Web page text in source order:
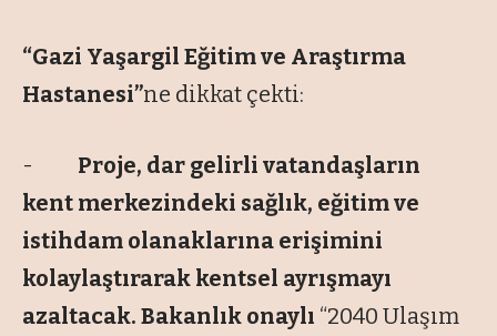
“Gazi Yaşargil Eğitim ve Araştırma
Hastanesi”ne dikkat çekti:
- Proje, dar gelirli vatandaşların
kent merkezindeki sağlık, eğitim ve
istihdam olanaklarına erişimini
kolaylaştırarak kentsel ayrışmayı
azaltacak. Bakanlık onaylı “2040 Ulaşım